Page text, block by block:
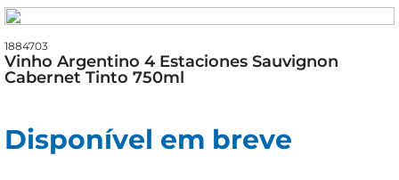
1884703
Vinho Argentino 4 Estaciones Sauvignon
Cabernet Tinto 750ml
Disponível em breve
arroz
cerveja